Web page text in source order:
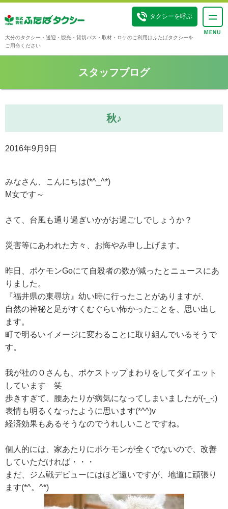
大分のタクシー・送迎・観光・貸切バス・取材・ロケのご利用はふたばタクシーを
ご用命ください
タクシーを呼ぶ
スタッフブログ
秋♪
2016年9月9日
みなさん、こんにちは(*^_^*)
M女です～
さて、台風も通り過ぎいかがお過ごしでしょうか？
災害等にあわれた方々、お悔やみ申し上げます。
昨日、ポケモンGoにて自殺者の数が減ったとニュースにあ
りました。
『福井県の東尋坊』幼い時に行ったことがありますが、
自然の神秘と足がすくむぐらい怖かったことを、思い出し
ます。
町で明るいイメージに変わることに取り組んでいるそうで
す。
我が社のＯさんも、ポケストップまわりをしてダイエット
しています 笑
歩きすぎて、腰あたりが病気になってしまいましたが(-_-;)
表情も明るくなったように思います(*^^)v
経済効果もあるそうなのでうれしいことですね。
個人的には、家あたりにポケモンが全くでないので、改善
していただければ・・・
まだ、ジム戦デビューにはほど遠いですが、地道に頑張り
ます(*^。^*)